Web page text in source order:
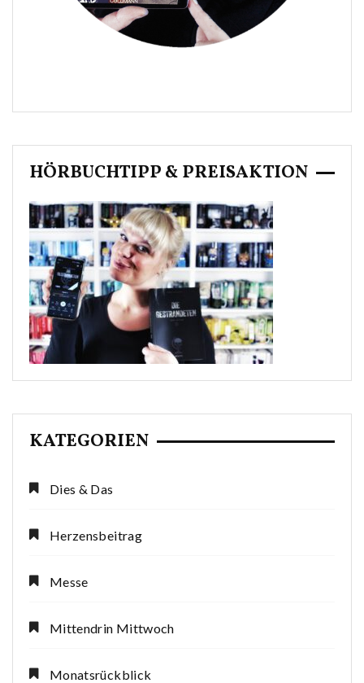
HÖRBUCHTIPP & PREISAKTION
KATEGORIEN
Dies & Das
Herzensbeitrag
Messe
Mittendrin Mittwoch
Monatsrückblick